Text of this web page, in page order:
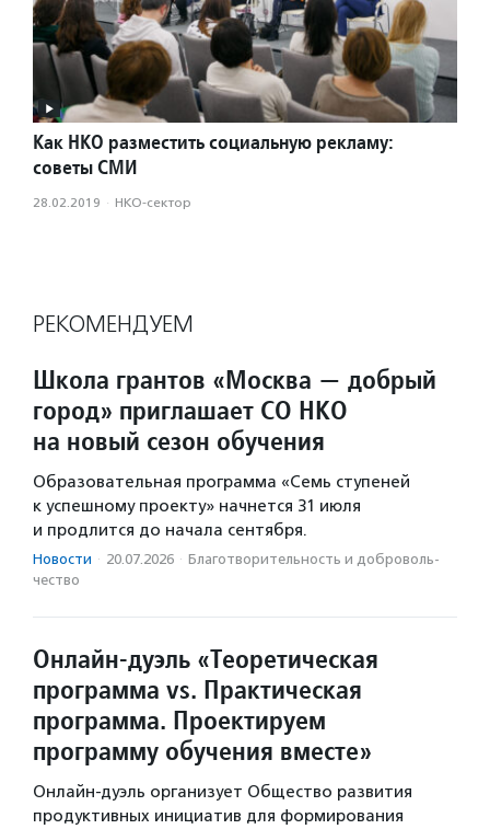
Как НКО разместить социальную рекламу:
советы СМИ
28.02.2019 · НКО-сектор
РЕКОМЕНДУЕМ
Школа грантов «Москва — добрый
город» приглашает СО НКО
на новый сезон обучения
Образовательная программа «Семь ступеней
к успешному проекту» начнется 31 июля
и продлится до начала сентября.
Новости · 20.07.2026 · Благотвори­тель­ность и доброволь­
чест­во
Онлайн-дуэль «Теоретическая
программа vs. Практическая
программа. Проектируем
программу обучения вместе»
Онлайн-дуэль организует Общество развития
продуктивных инициатив для формирования